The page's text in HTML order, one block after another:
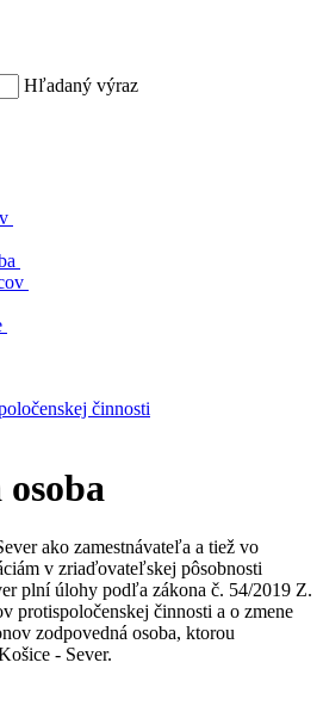
Hľadaný výraz
činnosti
ako zamestnávateľa a tiež vo
v zriaďovateľskej pôsobnosti
plní úlohy podľa zákona č. 54/2019 Z.
protispoločenskej činnosti a o zmene
zodpovedná osoba, ktorou
- Sever.